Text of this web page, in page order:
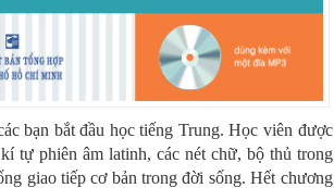
bạn bắt đầu học tiếng Trung. Học viên được
tự phiên âm latinh, các nét chữ, bộ thủ trong
giao tiếp cơ bản trong đời sống. Hết chương